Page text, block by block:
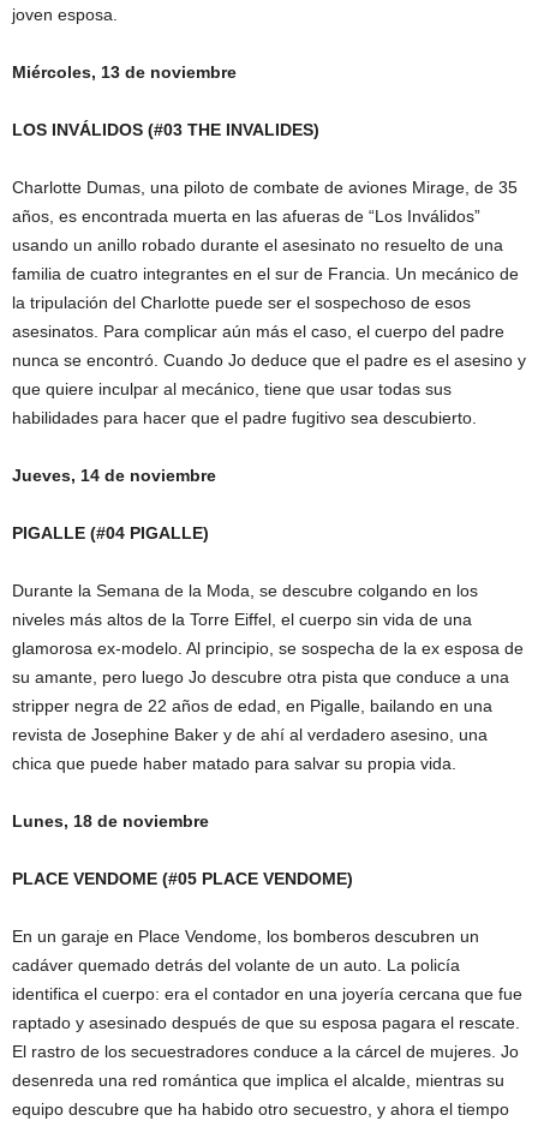
joven esposa.
Miércoles, 13 de noviembre
LOS INVÁLIDOS (#03 THE INVALIDES)
Charlotte Dumas, una piloto de combate de aviones Mirage, de 35
años, es encontrada muerta en las afueras de “Los Inválidos”
usando un anillo robado durante el asesinato no resuelto de una
familia de cuatro integrantes en el sur de Francia. Un mecánico de
la tripulación del Charlotte puede ser el sospechoso de esos
asesinatos. Para complicar aún más el caso, el cuerpo del padre
nunca se encontró. Cuando Jo deduce que el padre es el asesino y
que quiere inculpar al mecánico, tiene que usar todas sus
habilidades para hacer que el padre fugitivo sea descubierto.
Jueves, 14 de noviembre
PIGALLE (#04 PIGALLE)
Durante la Semana de la Moda, se descubre colgando en los
niveles más altos de la Torre Eiffel, el cuerpo sin vida de una
glamorosa ex-modelo. Al principio, se sospecha de la ex esposa de
su amante, pero luego Jo descubre otra pista que conduce a una
stripper negra de 22 años de edad, en Pigalle, bailando en una
revista de Josephine Baker y de ahí al verdadero asesino, una
chica que puede haber matado para salvar su propia vida.
Lunes, 18 de noviembre
PLACE VENDOME (#05 PLACE VENDOME)
En un garaje en Place Vendome, los bomberos descubren un
cadáver quemado detrás del volante de un auto. La policía
identifica el cuerpo: era el contador en una joyería cercana que fue
raptado y asesinado después de que su esposa pagara el rescate.
El rastro de los secuestradores conduce a la cárcel de mujeres. Jo
desenreda una red romántica que implica el alcalde, mientras su
equipo descubre que ha habido otro secuestro, y ahora el tiempo